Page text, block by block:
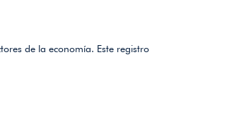
de la economía. Este registro